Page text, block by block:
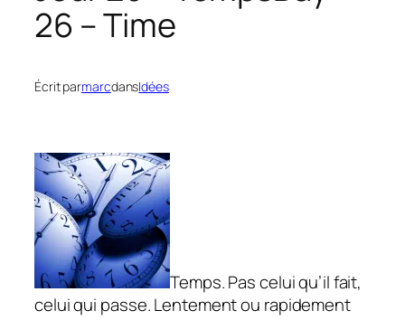
26 – Time
Écrit parmarcdansIdées
Temps. Pas celui qu’il fait,
celui qui passe. Lentement ou rapidement